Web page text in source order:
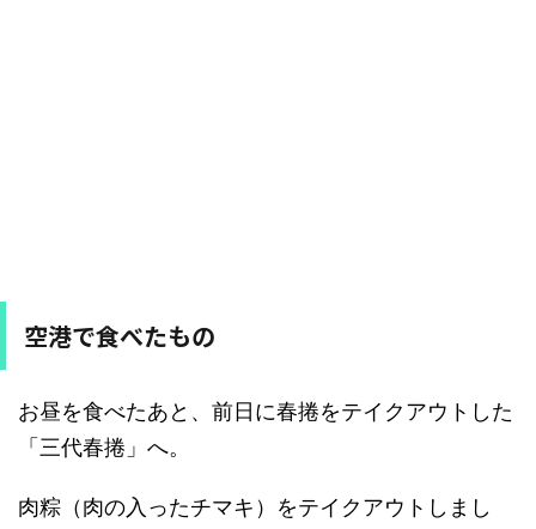
空港で食べたもの
お昼を食べたあと、前日に春捲をテイクアウトした
「三代春捲」へ。
肉粽（肉の入ったチマキ）をテイクアウトしまし